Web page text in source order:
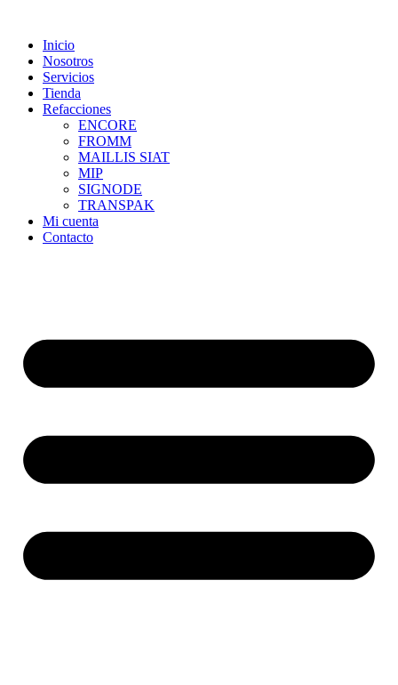
contentInicio
Nosotros
Servicios
Tienda
Refacciones
ENCORE
FROMM
MAILLIS SIAT
MIP
SIGNODE
TRANSPAK
Mi cuenta
Contacto